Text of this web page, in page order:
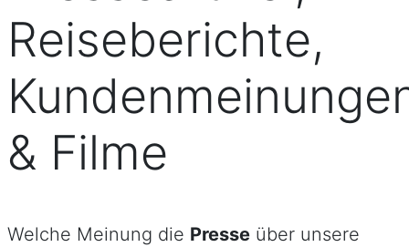
Reiseberichte,
& Filme
Welche Meinung die Presse über unsere